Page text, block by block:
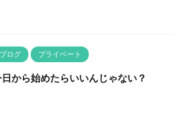
ブログ プライベート
から始めたらいいんじゃない？